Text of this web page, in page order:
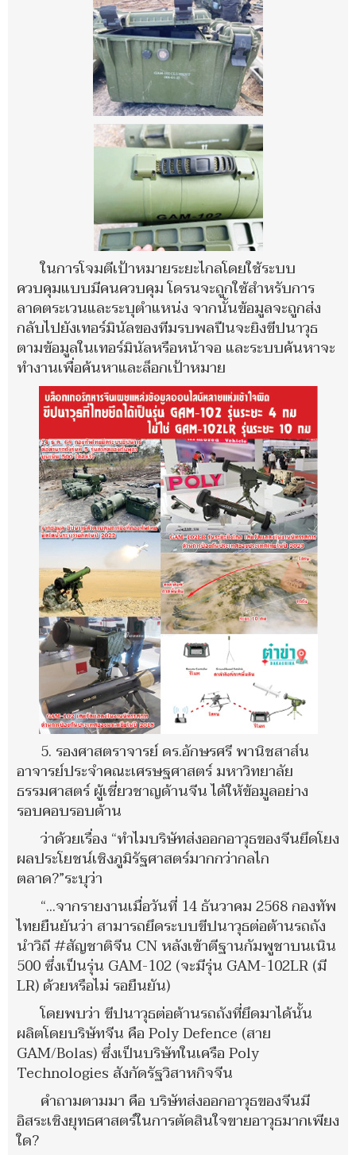
ในการโจมตีเป้าหมายระยะไกลโดยใช้ระบบ
ควบคุมแบบมีคนควบคุม โดรนจะถูกใช้สำหรับการ
ลาดตระเวนและระบุตำแหน่ง จากนั้นข้อมูลจะถูกส่ง
กลับไปยังเทอร์มินัลของทีมรบพลปืนจะยิงขีปนาวุธ
ตามข้อมูลในเทอร์มินัลหรือหน้าจอ และระบบค้นหาจะ
ทำงานเพื่อค้นหาและล็อกเป้าหมาย
5. รองศาสตราจารย์ ดร.อักษรศรี พานิชสาส์น
อาจารย์ประจำคณะเศรษฐศาสตร์ มหาวิทยาลัย
ธรรมศาสตร์ ผู้เชี่ยวชาญด้านจีน ได้ให้ข้อมูลอย่าง
รอบคอบรอบด้าน
ว่าด้วยเรื่อง “ทำไมบริษัทส่งออกอาวุธของจีนยึดโยง
ผลประโยชน์เชิงภูมิรัฐศาสตร์มากกว่ากลไก
ตลาด?”ระบุว่า
“...จากรายงานเมื่อวันที่ 14 ธันวาคม 2568 กองทัพ
ไทยยืนยันว่า สามารถยึดระบบขีปนาวุธต่อต้านรถถัง
นำวิถี #สัญชาติจีน CN หลังเข้าตีฐานกัมพูชาบนเนิน
500 ซึ่งเป็นรุ่น GAM-102 (จะมีรุ่น GAM-102LR (มี
LR) ด้วยหรือไม่ รอยืนยัน)
โดยพบว่า ขีปนาวุธต่อต้านรถถังที่ยึดมาได้นั้น
ผลิตโดยบริษัทจีน คือ Poly Defence (สาย
GAM/Bolas) ซึ่งเป็นบริษัทในเครือ Poly
Technologies สังกัดรัฐวิสาหกิจจีน
คำถามตามมา คือ บริษัทส่งออกอาวุธของจีนมี
อิสระเชิงยุทธศาสตร์ในการตัดสินใจขายอาวุธมากเพียง
ใด?